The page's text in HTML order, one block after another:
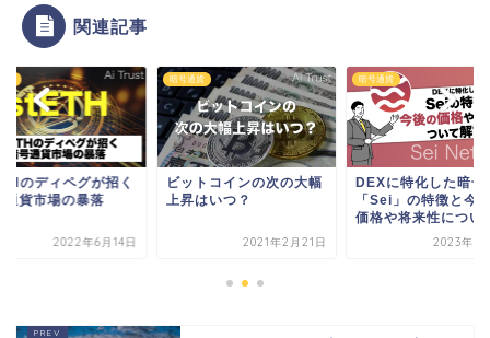
関連記事
のディペグが招く
通貨市場の暴落
2022年6月14日
暗号通貨
ビットコインの次の大幅
上昇はいつ？
2021年2月21日
暗号通貨
DEXに特化した暗号
「Sei」の特徴と今
価格や将来性につい
2023年5